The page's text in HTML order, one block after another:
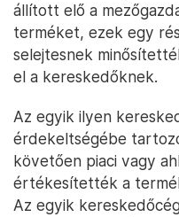
állított elő a
terméket, ezek egy
selejtesnek
el a kereskedőknek.
Az egyik ilyen
érdekeltségébe
követően piaci vagy
értékesítették a
Az egyik